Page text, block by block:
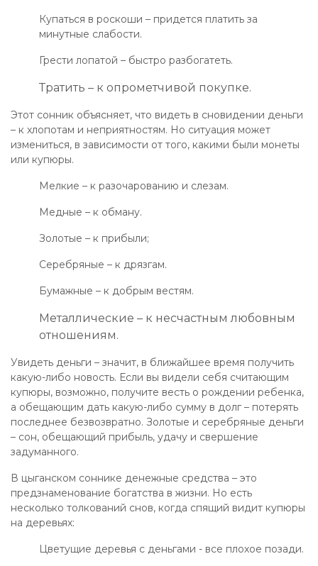
Купаться в роскоши – придется платить за
минутные слабости.
Грести лопатой – быстро разбогатеть.
Тратить – к опрометчивой покупке.
Этот сонник объясняет, что видеть в сновидении деньги
– к хлопотам и неприятностям. Но ситуация может
измениться, в зависимости от того, какими были монеты
или купюры.
Мелкие – к разочарованию и слезам.
Медные – к обману.
Золотые – к прибыли;
Серебряные – к дрязгам.
Бумажные – к добрым вестям.
Металлические – к несчастным любовным
отношениям.
Увидеть деньги – значит, в ближайшее время получить
какую-либо новость. Если вы видели себя считающим
купюры, возможно, получите весть о рождении ребенка,
а обещающим дать какую-либо сумму в долг – потерять
последнее безвозвратно. Золотые и серебряные деньги
– сон, обещающий прибыль, удачу и свершение
задуманного.
В цыганском соннике денежные средства – это
предзнаменование богатства в жизни. Но есть
несколько толкований снов, когда спящий видит купюры
на деревьях:
Цветущие деревья с деньгами - все плохое позади.